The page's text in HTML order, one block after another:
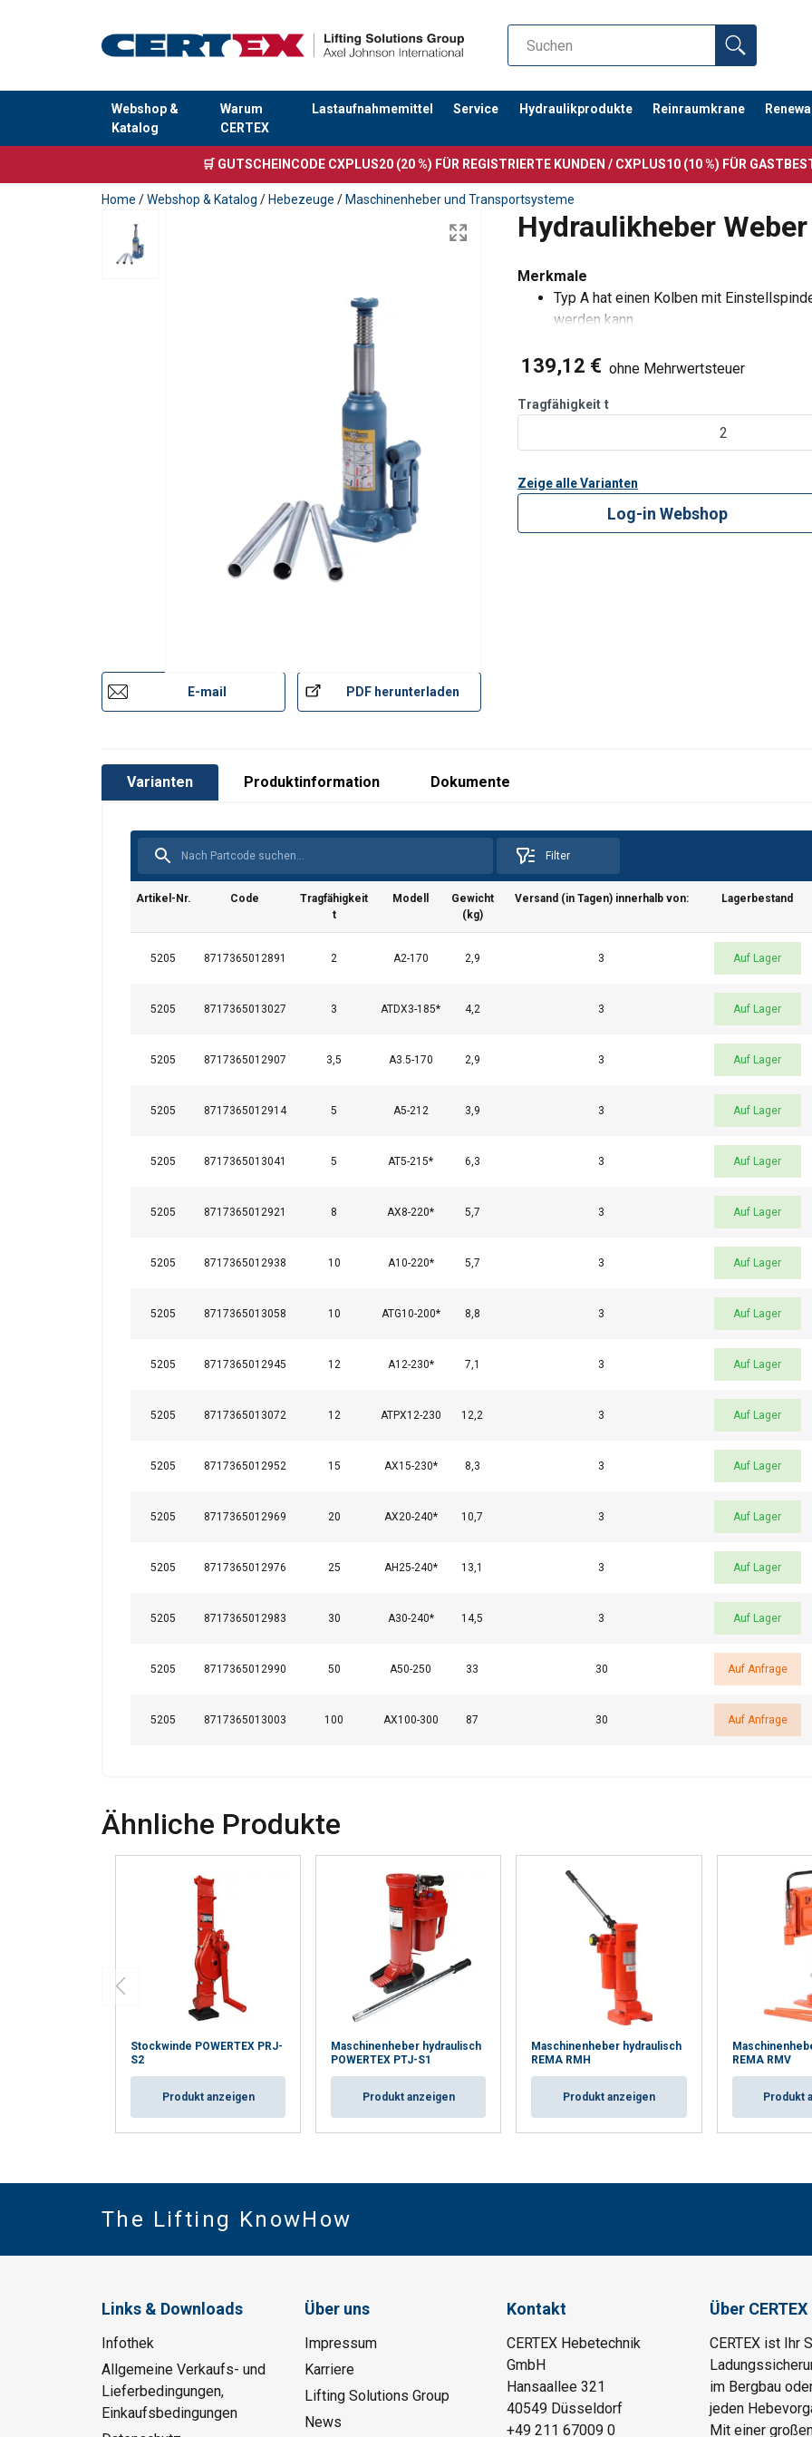
Webshop &
Katalog
Warum
CERTEX
Lastaufnahmemittel Service Hydraulikprodukte Reinraumkrane
Anfragen
🛒 GUTSCHEINCODE CXPLUS20 (20 %) FÜR REGISTRIERTE KUNDEN / CXPLUS10 (10 %) FÜR
Home /Webshop & Katalog / Hebezeuge / Maschinenheber und Transportsysteme
Hydraulikheber
E-mail PDF herunterladen
Merkmale
Typ A hat einen Kolben mit
werden kann
Überlastsicherung durch Überdruckventil
Die ballen
139,12 € ohne Mehrwertsteuer
Tragfähigkeit t
2
Zeige alle Varianten
Log-in Webshop
Varianten Produktinformation Dokumente
Filter
Artikel-Nr. Code
Tragfähigkeit
t
Modell
Gewicht
(kg)
Versand (in Tagen) innerhalb von: Lagerbestand
5205 8717365012891 2 A2-170 2,9 3 Auf Lager
5205 8717365013027 3 ATDX3-185* 4,2 3 Auf Lager
5205 8717365012907 3,5 A3.5-170 2,9 3 Auf Lager
5205 8717365012914 5 A5-212 3,9 3 Auf Lager
5205 8717365013041 5 AT5-215* 6,3 3 Auf Lager
5205 8717365012921 8 AX8-220* 5,7 3 Auf Lager
5205 8717365012938 10 A10-220* 5,7 3 Auf Lager
5205 8717365013058 10 ATG10-200* 8,8 3 Auf Lager
5205 8717365012945 12 A12-230* 7,1 3 Auf Lager
5205 8717365013072 12 ATPX12-230 12,2 3 Auf Lager
5205 8717365012952 15 AX15-230* 8,3 3 Auf Lager
5205 8717365012969 20 AX20-240* 10,7 3 Auf Lager
5205 8717365012976 25 AH25-240* 13,1 3 Auf Lager
5205 8717365012983 30 A30-240* 14,5 3 Auf Lager
5205 8717365012990 50 A50-250 33 30 Auf Anfrage
5205 8717365013003 100 AX100-300 87 30 Auf Anfrage
Standard:
Ähnliche Produkte
Stockwinde POWERTEX PRJ-
S2
Produkt anzeigen
Maschinenheber hydraulisch
POWERTEX PTJ-S1
Produkt anzeigen
Maschinenheber hydraulisch
REMA RMH
Produkt anzeigen
REMA RMV
Produkt
The Lifting KnowHow
Links & Downloads
Infothek
Allgemeine Verkaufs- und
Lieferbedingungen,
Einkaufsbedingungen
Über uns
Impressum
Karriere
Lifting Solutions Group
News
Kontakt
CERTEX Hebetechnik
GmbH
Hansaallee 321
40549 Düsseldorf
+49 211 67009 0
Über CERTEX
CERTEX ist Ihr
im Bergbau
jeden
Mit einer
Wir verwenden Cookies, um Inhalte und Anzeigen zu personalisieren und unseren
analysieren. Wir geben Informationen über Ihre Nutzung unserer Website auch an
Analysepartner weiter, die diese möglicherweise mit anderen Informationen
bereitgestellt haben oder die sie im Rahmen Ihrer Nutzung ihrer Dienste gesammelt
Datenschutzrichtlinie
Unbedingt
erforderlich
Performance Targeting Funktionalität
ALLE ABLEHNEN
DETAILS ANZEIGEN